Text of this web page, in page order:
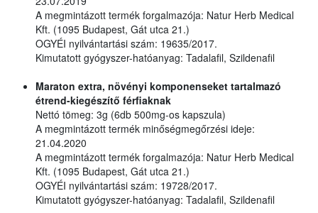
A megmintázott termék forgalmazója: Natur Herb Medical
Kft. (1095 Budapest, Gát utca 21.)
OGYÉI nyilvántartási szám: 19635/2017.
Kimutatott gyógyszer-hatóanyag: Tadalafil, Szildenafil
Maraton extra, növényi komponenseket tartalmazó
étrend-kiegészítő férfiaknak
Nettó tömeg: 3g (6db 500mg-os kapszula)
A megmintázott termék minőségmegőrzési ideje:
21.04.2020
A megmintázott termék forgalmazója: Natur Herb Medical
Kft. (1095 Budapest, Gát utca 21.)
OGYÉI nyilvántartási szám: 19728/2017.
Kimutatott gyógyszer-hatóanyag: Tadalafil, Szildenafil